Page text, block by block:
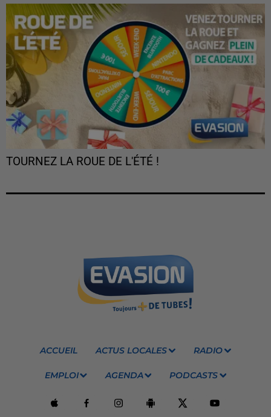
TOURNEZ LA ROUE DE L'ÉTÉ !
ACCUEIL ACTUS LOCALES RADIO
EMPLOI AGENDA PODCASTS